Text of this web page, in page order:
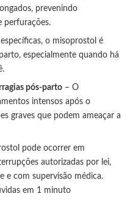
prevenindo
perfurações.
o misoprostol é
especialmente quando há
pós-parto – O
intensos após o
graves que podem ameaçar a
pode ocorrer em
autorizadas por lei,
e com supervisão médica.
em 1 minuto